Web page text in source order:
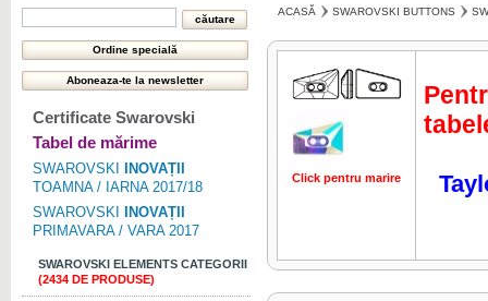
Certificate Swarovski
Tabel de mărime
SWAROVSKI
INOVAȚII
TOAMNA / IARNA 2017/18
SWAROVSKI
INOVAȚII
PRIMAVARA / VARA 2017
SWAROVSKI ELEMENTS CATEGORII
(2434 DE PRODUSE)
ACASĂ SWAROVSKI BUTTONS
Click pentru marire Click pentru